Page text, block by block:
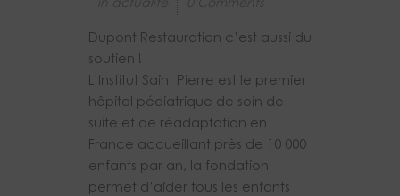
Dupont Restauration c’est aussi du
soutien !
L’Institut Saint Pierre est le premier
hôpital pédiatrique de soin de
suite et de réadaptation en
France accueillant près de 10 000
enfants par an, la fondation
permet d’aider tous les enfants